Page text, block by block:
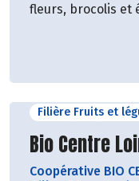
fleurs, brocolis et
Filière Fruits et
Découvrir le
Bio Centre
Coopérative BIO